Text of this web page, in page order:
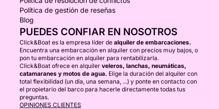
Política de gestión de reseñas
Blog
PUEDES CONFIAR EN NOSOTROS
Click&Boat es la empresa líder de alquiler de embarcaciones.
Encuentra una embarcación en alquiler con precios muy bajos, o
pon tu embarcación en alquiler para rentabilizarla.
Click&Boat ofrece en alquiler veleros, lanchas, neumáticas,
catamaranes y motos de agua. Elige la duración del alquiler con
total flexibilidad (un día, una semana, ...) y ponte en contacto con
el propietario del barco para hacerle directamente todas tus
preguntas.
OPINIONES CLIENTES